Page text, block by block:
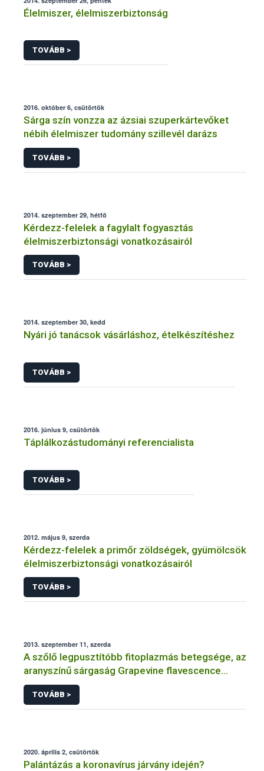
Élelmiszer, élelmiszerbiztonság
TOVÁBB >
2016. október 6, csütörtök
Sárga szín vonzza az ázsiai szuperkártevőket
nébih élelmiszer tudomány szillevél darázs
TOVÁBB >
2014. szeptember 29, hétfő
Kérdezz-felelek a fagylalt fogyasztás
élelmiszerbiztonsági vonatkozásairól
TOVÁBB >
2014. szeptember 30, kedd
Nyári jó tanácsok vásárláshoz, ételkészítéshez
TOVÁBB >
2016. június 9, csütörtök
Táplálkozástudományi referencialista
TOVÁBB >
2012. május 9, szerda
Kérdezz-felelek a primőr zöldségek, gyümölcsök
élelmiszerbiztonsági vonatkozásairól
TOVÁBB >
2013. szeptember 11, szerda
A szőlő legpusztítóbb fitoplazmás betegsége, az
aranyszínű sárgaság Grapevine flavescence
dorée (FD)
TOVÁBB >
2020. április 2, csütörtök
Palántázás a koronavírus járvány idején?